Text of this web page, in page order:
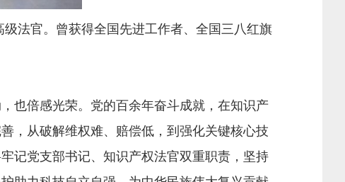
法官。曾获得全国先进工作者、全国三八红旗
倍感光荣。党的百余年奋斗成就，在知识产
，从破解维权难、赔偿低，到强化关键核心技
记党支部书记、知识产权法官双重职责，坚持